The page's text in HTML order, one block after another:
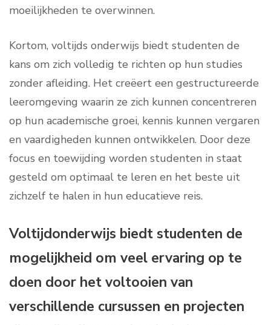
moeilijkheden te overwinnen.
Kortom, voltijds onderwijs biedt studenten de
kans om zich volledig te richten op hun studies
zonder afleiding. Het creëert een gestructureerde
leeromgeving waarin ze zich kunnen concentreren
op hun academische groei, kennis kunnen vergaren
en vaardigheden kunnen ontwikkelen. Door deze
focus en toewijding worden studenten in staat
gesteld om optimaal te leren en het beste uit
zichzelf te halen in hun educatieve reis.
Voltijdonderwijs biedt studenten de
mogelijkheid om veel ervaring op te
doen door het voltooien van
verschillende cursussen en projecten